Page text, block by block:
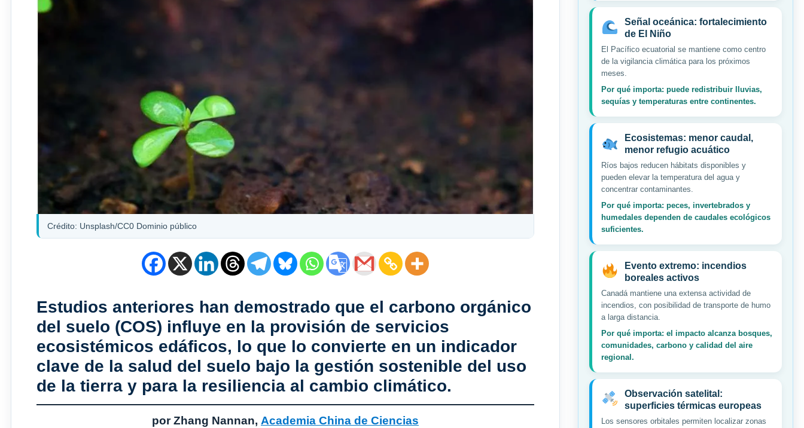
Crédito: Unsplash/CC0 Dominio público
Estudios anteriores han demostrado que el carbono orgánico
del suelo (COS) influye en la provisión de servicios
ecosistémicos edáficos, lo que lo convierte en un indicador
clave de la salud del suelo bajo la gestión sostenible del uso
de la tierra y para la resiliencia al cambio climático.
por Zhang Nannan, Academia China de Ciencias
Señal oceánica: fortalecimiento
de El Niño
El Pacífico ecuatorial se mantiene como centro
de la vigilancia climática para los próximos
meses.
Por qué importa: puede redistribuir lluvias,
sequías y temperaturas entre continentes.
Ecosistemas: menor caudal,
menor refugio acuático
Ríos bajos reducen hábitats disponibles y
pueden elevar la temperatura del agua y
concentrar contaminantes.
Por qué importa: peces, invertebrados y
humedales dependen de caudales ecológicos
suficientes.
Evento extremo: incendios
boreales activos
Canadá mantiene una extensa actividad de
incendios, con posibilidad de transporte de humo
a larga distancia.
Por qué importa: el impacto alcanza bosques,
comunidades, carbono y calidad del aire
regional.
Observación satelital:
superficies térmicas europeas
Los sensores orbitales permiten localizar zonas